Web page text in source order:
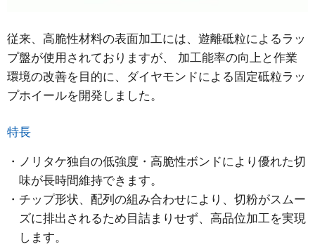
従来、高脆性材料の表面加工には、遊離砥粒によるラッ
プ盤が使用されておりますが、 加工能率の向上と作業
環境の改善を目的に、ダイヤモンドによる固定砥粒ラッ
プホイールを開発しました。
特長
ノリタケ独自の低強度・高脆性ボンドにより優れた切
味が長時間維持できます。
チップ形状、配列の組み合わせにより、切粉がスムー
ズに排出されるため目詰まりせず、高品位加工を実現
します。